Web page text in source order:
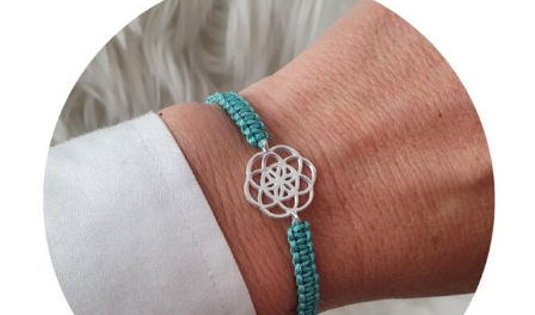
Schmuckverbinder:
Video-
Anleitung
und